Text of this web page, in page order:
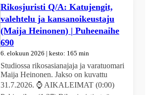
Rikosjuristi Q/A: Katujengit,
valehtelu ja kansanoikeustaju
(Maija Heinonen) | Puheenaihe
690
6. elokuun 2026 | kesto: 165 min
Studiossa rikosasianajaja ja varatuomari
Maija Heinonen. Jakso on kuvattu
31.7.2026. ⌚ AIKALEIMAT (0:00)